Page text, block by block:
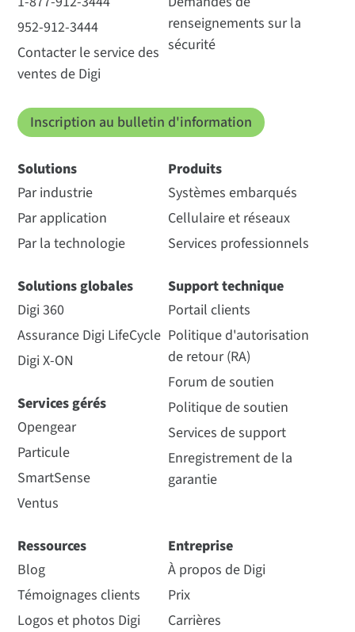
952-912-3444
Contacter le service des
ventes de Digi
renseignements sur la
sécurité
Inscription au bulletin d'information
Solutions
Par industrie
Par application
Par la technologie
Solutions globales
Digi 360
Assurance Digi LifeCycle
Digi X-ON
Services gérés
Opengear
Particule
SmartSense
Ventus
Produits
Systèmes embarqués
Cellulaire et réseaux
Services professionnels
Support technique
Portail clients
Politique d'autorisation
de retour (RA)
Forum de soutien
Politique de soutien
Services de support
Enregistrement de la
garantie
Ressources
Blog
Témoignages clients
Logos et photos Digi
Entreprise
À propos de Digi
Prix
Carrières